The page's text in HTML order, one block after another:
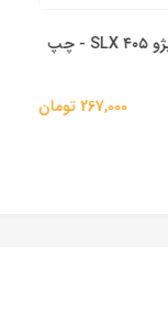
قاب آینه پژو ۴۰۵ SLX - چپ
267,000 تومان